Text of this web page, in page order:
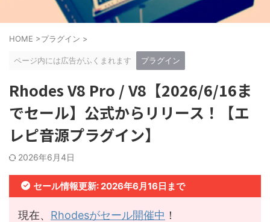
HOME >プラグイン >
ページ内には広告がふくまれます プラグイン
Rhodes V8 Pro / V8【2026/6/16ま
でセール】公式からリリース！【エ
レピ音源プラグイン】
2026年6月4日
セール情報更新: 2026年6月16日まで
現在、 Rhodesがセール開催中 ！